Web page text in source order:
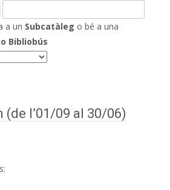
a un Subcatàleg o bé a una
Bibliobús
(de l’01/09 al 30/06)